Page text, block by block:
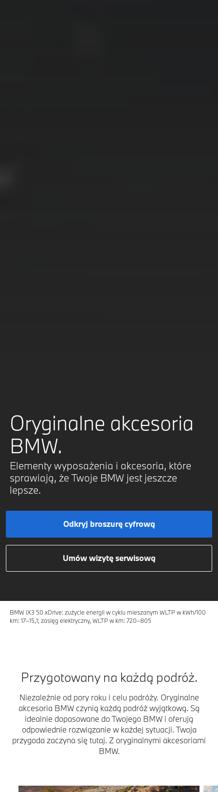
Oryginalne akcesoria
BMW.
Elementy wyposażenia i akcesoria, które
sprawiają, że Twoje BMW jest jeszcze
lepsze.
Odkryj broszurę cyfrową
Umów wizytę serwisową
BMW iX3 50 xDrive: zużycie energii w cyklu mieszanym WLTP w kWh/100
km: 17–15,1; zasięg elektryczny, WLTP w km: 720–805
Przygotowany na każdą podróż.
Niezależnie od pory roku i celu podróży. Oryginalne
akcesoria BMW czynią każdą podróż wyjątkową. Są
idealnie dopasowane do Twojego BMW i oferują
odpowiednie rozwiązanie w każdej sytuacji. Twoja
przygoda zaczyna się tutaj. Z oryginalnymi akcesoriami
BMW.